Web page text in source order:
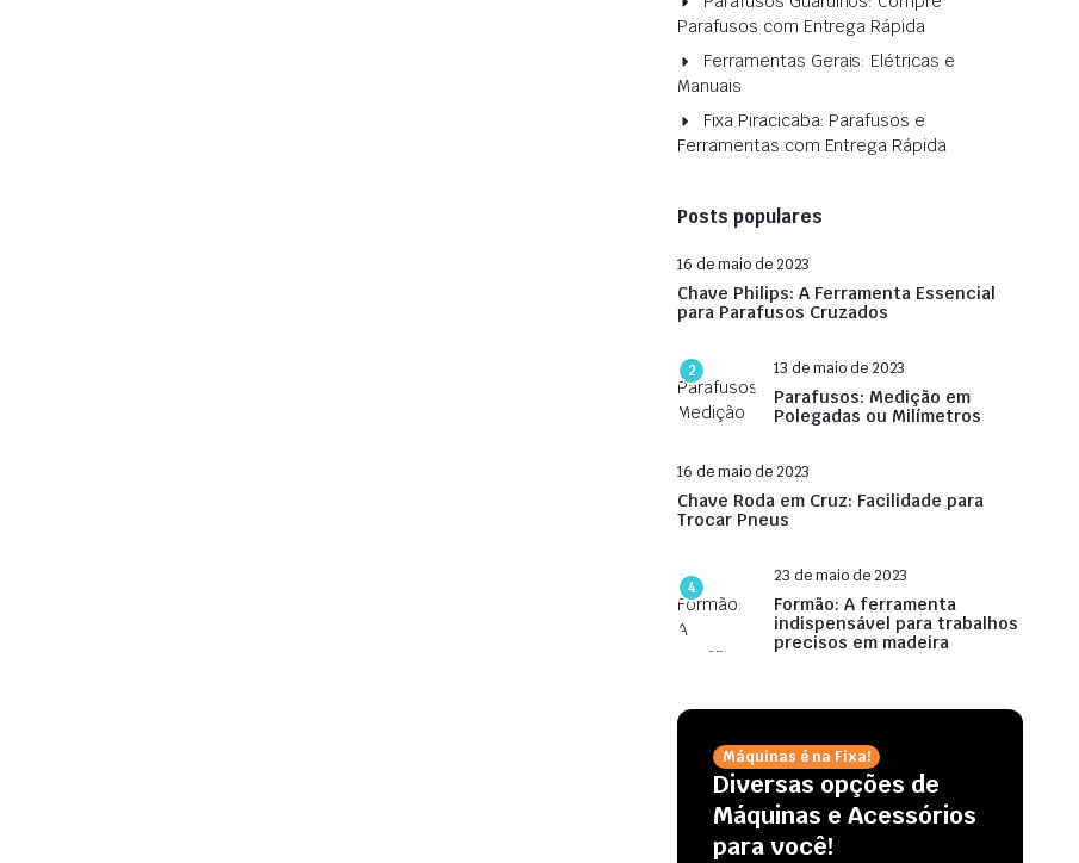
Parafusos com Entrega Rápida
Ferramentas Gerais: Elétricas e
Manuais
Fixa Piracicaba: Parafusos e
Ferramentas com Entrega Rápida
Posts populares
16 de maio de 2023
Chave Philips: A Ferramenta Essencial
para Parafusos Cruzados
2 13 de maio de 2023
Parafusos: Medição em
Polegadas ou Milímetros
16 de maio de 2023
Chave Roda em Cruz: Facilidade para
Trocar Pneus
4
23 de maio de 2023
Formão: A ferramenta
indispensável para trabalhos
precisos em madeira
Máquinas é na Fixa!
Diversas opções de
Máquinas e Acessórios
para você!